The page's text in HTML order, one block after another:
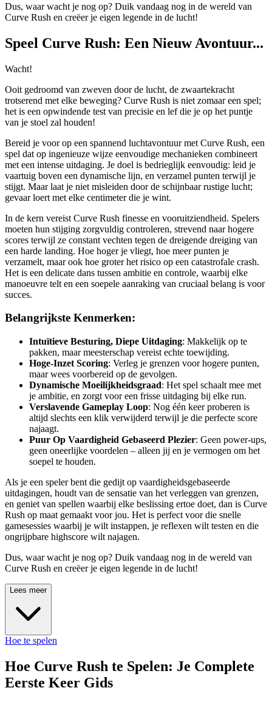
Dus, waar wacht je nog op? Duik vandaag nog in de wereld van
Curve Rush en creëer je eigen legende in de lucht!
Speel Curve Rush: Een Nieuw Avontuur...
Wacht!
Ooit gedroomd van zweven door de lucht, de zwaartekracht
trotserend met elke beweging? Curve Rush is niet zomaar een spel;
het is een opwindende test van precisie en lef die je op het puntje
van je stoel zal houden!
Bereid je voor op een spannend luchtavontuur met Curve Rush, een
spel dat op ingenieuze wijze eenvoudige mechanieken combineert
met een intense uitdaging. Je doel is bedrieglijk eenvoudig: leid je
vaartuig boven een dynamische lijn, en verzamel punten terwijl je
stijgt. Maar laat je niet misleiden door de schijnbaar rustige lucht;
gevaar loert met elke centimeter die je wint.
In de kern vereist Curve Rush finesse en vooruitziendheid. Spelers
moeten hun stijging zorgvuldig controleren, strevend naar hogere
scores terwijl ze constant vechten tegen de dreigende dreiging van
een harde landing. Hoe hoger je vliegt, hoe meer punten je
verzamelt, maar ook hoe groter het risico op een catastrofale crash.
Het is een delicate dans tussen ambitie en controle, waarbij elke
manoeuvre telt en een soepele aanraking van cruciaal belang is voor
succes.
Belangrijkste Kenmerken:
Intuïtieve Besturing, Diepe Uitdaging: Makkelijk op te
pakken, maar meesterschap vereist echte toewijding.
Hoge-Inzet Scoring: Verleg je grenzen voor hogere punten,
maar wees voorbereid op de gevolgen.
Dynamische Moeilijkheidsgraad: Het spel schaalt mee met
je ambitie, en zorgt voor een frisse uitdaging bij elke run.
Verslavende Gameplay Loop: Nog één keer proberen is
altijd slechts een klik verwijderd terwijl je die perfecte score
najaagt.
Puur Op Vaardigheid Gebaseerd Plezier: Geen power-ups,
geen oneerlijke voordelen – alleen jij en je vermogen om het
soepel te houden.
Als je een speler bent die gedijt op vaardigheidsgebaseerde
uitdagingen, houdt van de sensatie van het verleggen van grenzen,
en geniet van spellen waarbij elke beslissing ertoe doet, dan is Curve
Rush op maat gemaakt voor jou. Het is perfect voor die snelle
gamesessies waarbij je wilt instappen, je reflexen wilt testen en die
ongrijpbare highscore wilt najagen.
Dus, waar wacht je nog op? Duik vandaag nog in de wereld van
Curve Rush en creëer je eigen legende in de lucht!
Lees meer
Hoe te spelen
Hoe Curve Rush te Spelen: Je Complete
Eerste Keer Gids